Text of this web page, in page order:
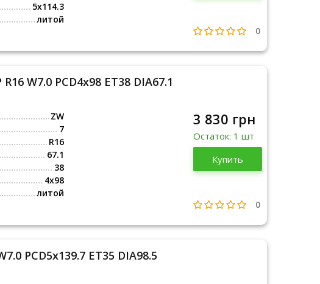
5x114.3
литой
0
W7.0 PCD4x98 ET38 DIA67.1
ZW
7
R16
67.1
38
4x98
литой
3 830 грн
Остаток: 1 шт
Купить
0
PCD5x139.7 ET35 DIA98.5